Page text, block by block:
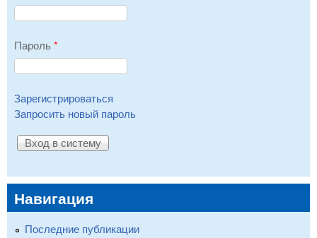
Пароль *
Зарегистрироваться
Запросить новый пароль
Навигация
Последние публикации